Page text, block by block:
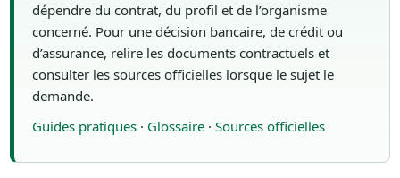
dépendre du contrat, du profil et de l’organisme
concerné. Pour une décision bancaire, de crédit ou
d’assurance, relire les documents contractuels et
consulter les sources officielles lorsque le sujet le
demande.
Guides pratiques· Glossaire· Sources officielles